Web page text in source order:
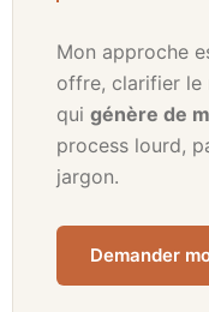
Mon approche
offre, clarifier le
qui génère de
process lourd,
jargon.
Demander